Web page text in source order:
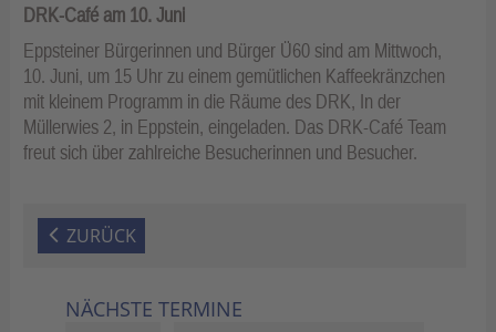
DRK-Café am 10. Juni
Eppsteiner Bürgerinnen und Bürger Ü60 sind am Mittwoch,
10. Juni, um 15 Uhr zu einem gemütlichen Kaffeekränzchen
mit kleinem Programm in die Räume des DRK, In der
Müllerwies 2, in Eppstein, eingeladen. Das DRK-Café Team
freut sich über zahlreiche Besucherinnen und Besucher.
ZURÜCK
NÄCHSTE TERMINE
on
en